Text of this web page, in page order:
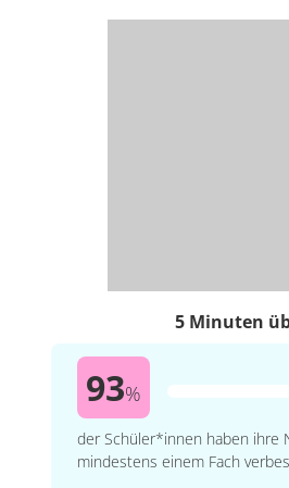
5 Minuten
93%
der Schüler*innen haben ihre
mindestens einem Fach